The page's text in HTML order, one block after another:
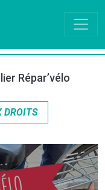
Répar’vélo
DROITS